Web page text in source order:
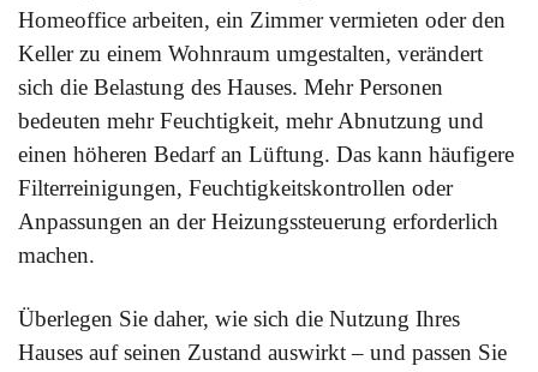
Homeoffice arbeiten, ein Zimmer vermieten oder den
Keller zu einem Wohnraum umgestalten, verändert
sich die Belastung des Hauses. Mehr Personen
bedeuten mehr Feuchtigkeit, mehr Abnutzung und
einen höheren Bedarf an Lüftung. Das kann häufigere
Filterreinigungen, Feuchtigkeitskontrollen oder
Anpassungen an der Heizungssteuerung erforderlich
machen.
Überlegen Sie daher, wie sich die Nutzung Ihres
Hauses auf seinen Zustand auswirkt – und passen Sie